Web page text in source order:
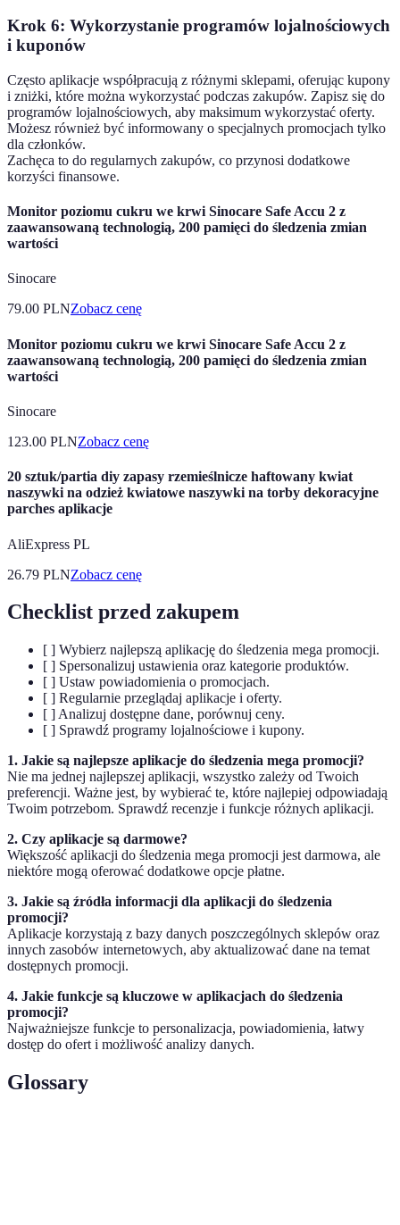
Krok 6: Wykorzystanie programów lojalnościowych
i kuponów
Często aplikacje współpracują z różnymi sklepami, oferując kupony
i zniżki, które można wykorzystać podczas zakupów. Zapisz się do
programów lojalnościowych, aby maksimum wykorzystać oferty.
Możesz również być informowany o specjalnych promocjach tylko
dla członków.
Zachęca to do regularnych zakupów, co przynosi dodatkowe
korzyści finansowe.
Monitor poziomu cukru we krwi Sinocare Safe Accu 2 z
zaawansowaną technologią, 200 pamięci do śledzenia zmian
wartości
Sinocare
79.00 PLNZobacz cenę
Monitor poziomu cukru we krwi Sinocare Safe Accu 2 z
zaawansowaną technologią, 200 pamięci do śledzenia zmian
wartości
Sinocare
123.00 PLNZobacz cenę
20 sztuk/partia diy zapasy rzemieślnicze haftowany kwiat
naszywki na odzież kwiatowe naszywki na torby dekoracyjne
parches aplikacje
AliExpress PL
26.79 PLNZobacz cenę
Checklist przed zakupem
[ ] Wybierz najlepszą aplikację do śledzenia mega promocji.
[ ] Spersonalizuj ustawienia oraz kategorie produktów.
[ ] Ustaw powiadomienia o promocjach.
[ ] Regularnie przeglądaj aplikacje i oferty.
[ ] Analizuj dostępne dane, porównuj ceny.
[ ] Sprawdź programy lojalnościowe i kupony.
1. Jakie są najlepsze aplikacje do śledzenia mega promocji?
Nie ma jednej najlepszej aplikacji, wszystko zależy od Twoich
preferencji. Ważne jest, by wybierać te, które najlepiej odpowiadają
Twoim potrzebom. Sprawdź recenzje i funkcje różnych aplikacji.
2. Czy aplikacje są darmowe?
Większość aplikacji do śledzenia mega promocji jest darmowa, ale
niektóre mogą oferować dodatkowe opcje płatne.
3. Jakie są źródła informacji dla aplikacji do śledzenia
promocji?
Aplikacje korzystają z bazy danych poszczególnych sklepów oraz
innych zasobów internetowych, aby aktualizować dane na temat
dostępnych promocji.
4. Jakie funkcje są kluczowe w aplikacjach do śledzenia
promocji?
Najważniejsze funkcje to personalizacja, powiadomienia, łatwy
dostęp do ofert i możliwość analizy danych.
Glossary